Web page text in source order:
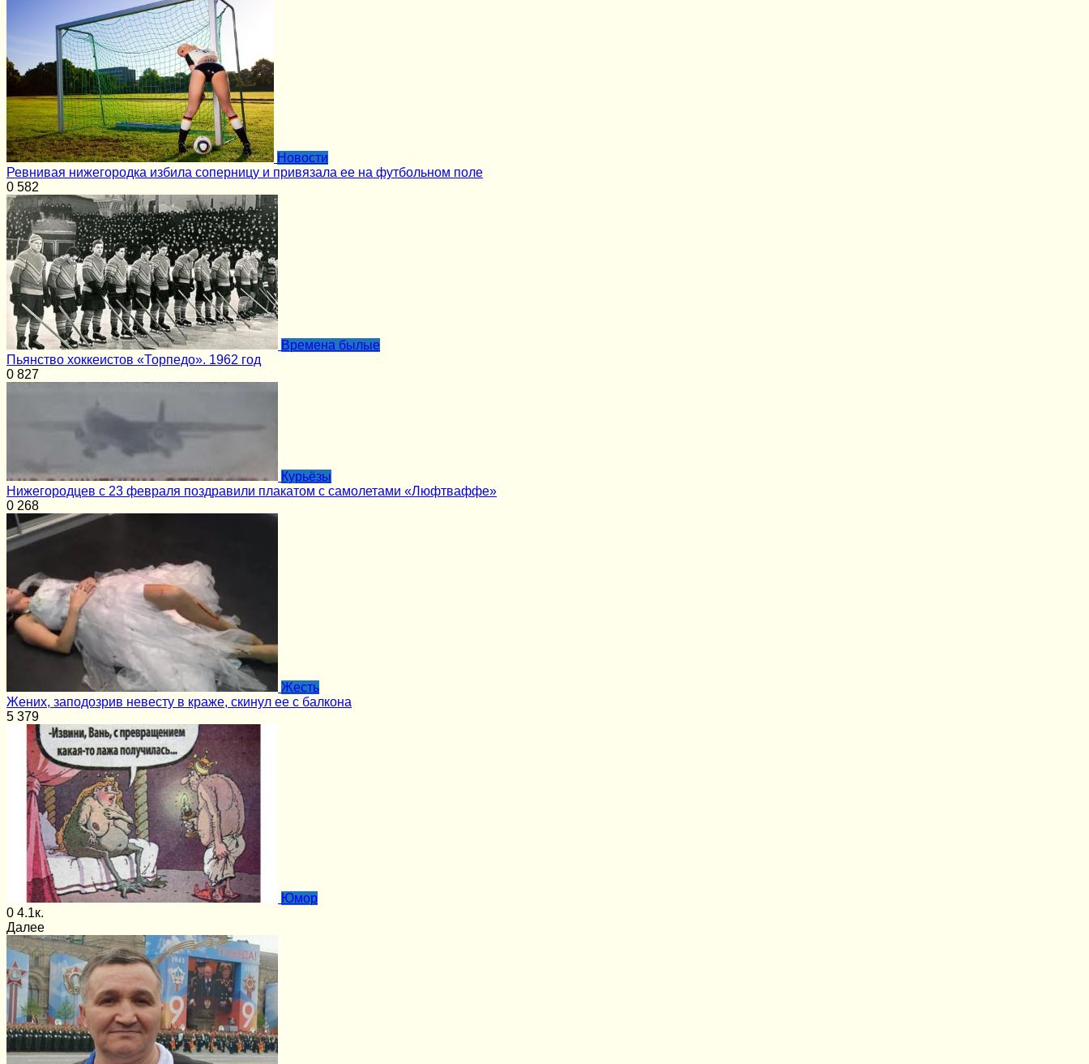
Новости
Ревнивая нижегородка избила соперницу и привязала ее на футбольном поле
0 582
Времена былые
Пьянство хоккеистов «Торпедо». 1962 год
0 827
Курьёзы
Нижегородцев с 23 февраля поздравили плакатом с самолетами «Люфтваффе»
0 268
Жесть
Жених, заподозрив невесту в краже, скинул ее с балкона
5 379
Юмор
0 4.1к.
Далее